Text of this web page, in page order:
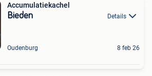
Accumulatiekachel
Bieden Details
Oudenburg 8 feb 26